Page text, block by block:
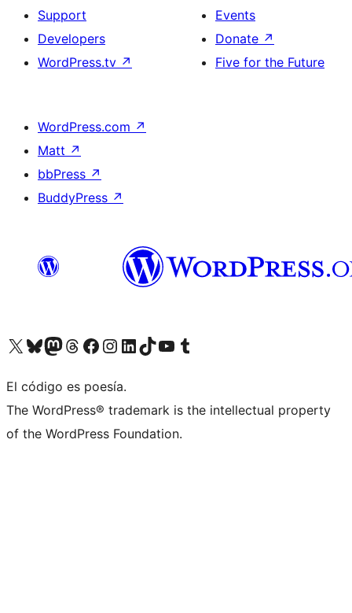
Support
Developers
WordPress.tv ↗
Events
Donate ↗
Five for the Future
WordPress.com ↗
Matt ↗
bbPress ↗
BuddyPress ↗
Visit our X (formerly Twitter) account
Visit our Bluesky account
Visit our Mastodon account
Visit our Threads account
Visit our Facebook page
Visit our Instagram account
Visit our LinkedIn account
Visit our TikTok account
Visit our YouTube channel
Visit our Tumblr account
El código es poesía.
The WordPress® trademark is the intellectual property
of the WordPress Foundation.